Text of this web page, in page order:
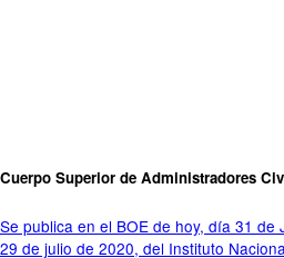
Cuerpo Superior de Administradores
Se publica en el BOE de hoy, día 31 de
29 de julio de 2020, del Instituto